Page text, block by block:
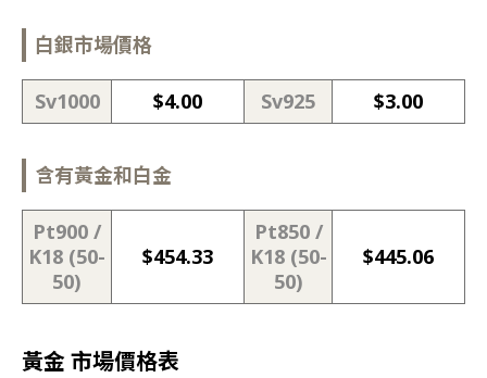
白銀市場價格
Sv1000 $4.00 Sv925 $3.00
含有黃金和白金
Pt900 /
K18 (50-
50)
$454.33
Pt850 /
K18 (50-
50)
$445.06
黃金 市場價格表